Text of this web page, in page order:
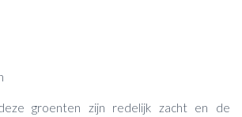
groenten zijn redelijk zacht en de